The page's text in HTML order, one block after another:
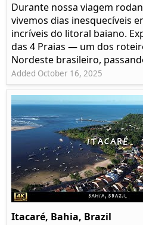
Durante nossa viagem
vivemos dias inesquecíveis
incríveis do litoral baiano.
das 4 Praias — um dos
Nordeste brasileiro,
Added October 16, 2025
Itacaré, Bahia, Brazil